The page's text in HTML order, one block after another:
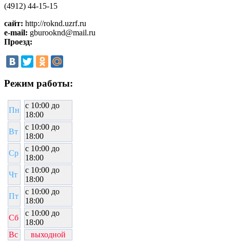
(4912) 44-15-15
сайт: http://roknd.uzrf.ru
e-mail: gburooknd@mail.ru
Проезд:
Режим работы:
Пн
c 10:00 до
18:00
Вт
c 10:00 до
18:00
Ср
c 10:00 до
18:00
Чт
c 10:00 до
18:00
Пт
c 10:00 до
18:00
Сб
c 10:00 до
18:00
Вс
выходной